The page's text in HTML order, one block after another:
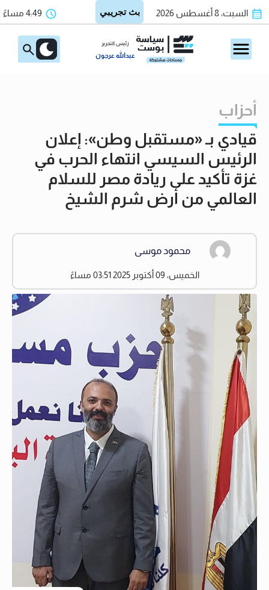
السبت، 8 أغسطس 2026 4:49 مساءً
رئيس التحرير
عبدالله عرجون
أحزاب
قيادي بـ «مستقبل وطن»: إعلان
الرئيس السيسي انتهاء الحرب في
غزة تأكيد على ريادة مصر للسلام
العالمي من أرض شرم الشيخ
محمود موسى
الخميس، 09 أكتوبر 2025 03:51 مساءً